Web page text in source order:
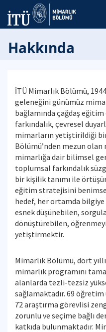
Hakkında
İTÜ Mimarlık Bölümü,
geleneğini günümüz
bağlamında çağdaş
farkındalık, çevresel
mimarların yetiştirildiği
Bölümü’nden mezun
mimarlığa dair bilimsel
toplumsal farkındalık
bir kişilik tanımı ile
eğitim stratejisini
hedef, her ortamda bilgiye
esnek düşünebilen,
dönüştürebilen,
yetiştirmektir.
Mimarlık Bölümü, dört
mimarlık programını
alanlarda tezli-tezsiz
sağlamaktadır. 69
72 araştırma görevlisi
zorunlu ve seçime bağlı
katkıda bulunmaktadır.